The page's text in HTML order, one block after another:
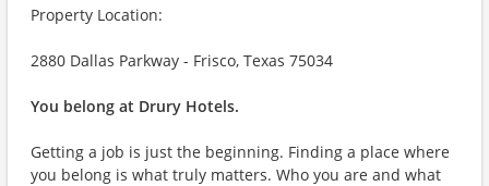
Property Location:
2880 Dallas Parkway - Frisco, Texas 75034
You belong at Drury Hotels.
Getting a job is just the beginning. Finding a place where
you belong is what truly matters. Who you are and what